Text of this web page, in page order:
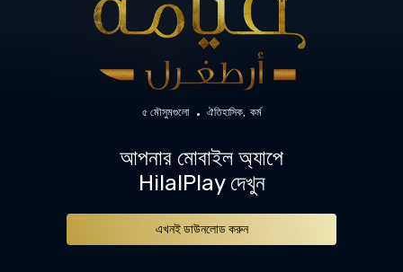
৫ মৌসুমগুলো ঐতিহাসিক কর্ম
আপনার মোবাইল অ্যাপে
HilalPlay দেখুন
এখনই ডাউনলোড করুন